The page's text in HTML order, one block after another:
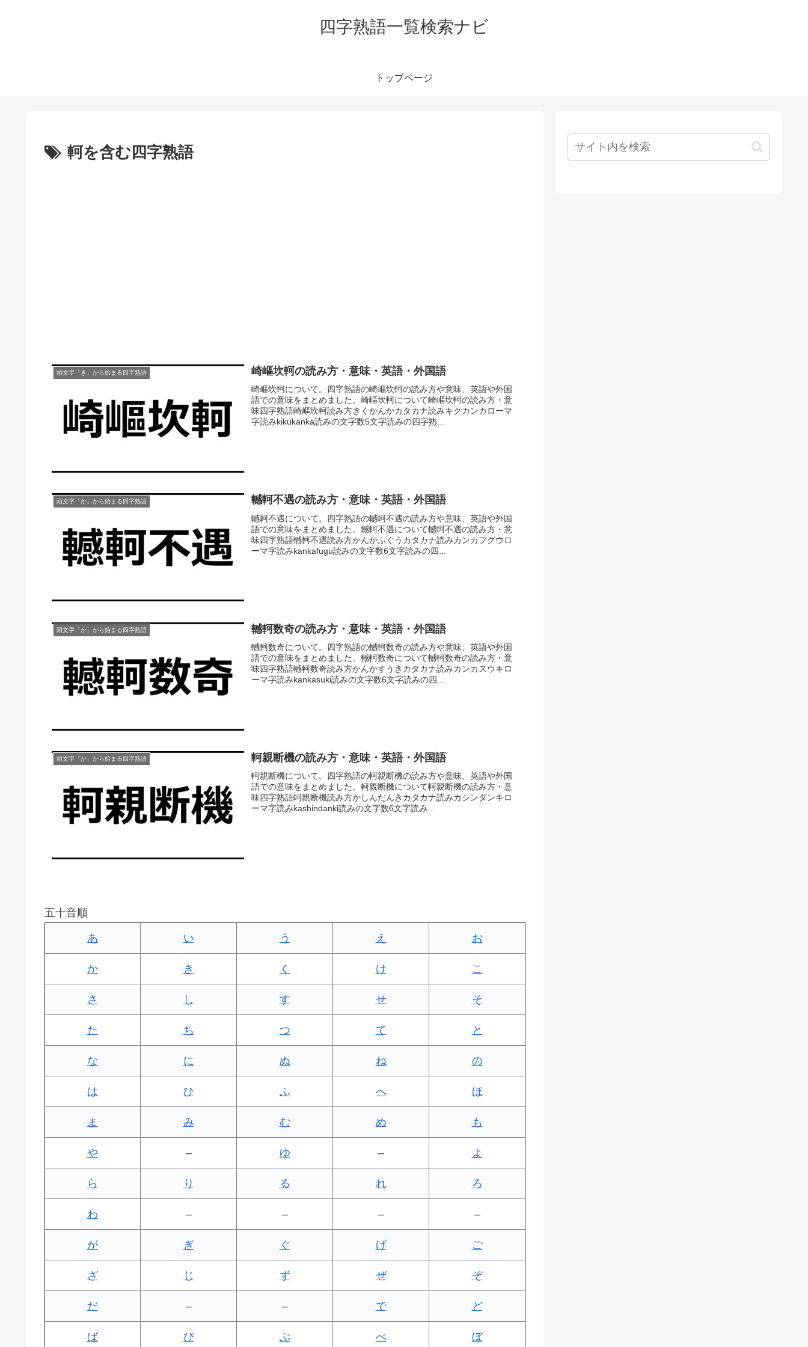
四字熟語一覧検索ナビ
トップページ
軻を含む四字熟語
頭文字「き」から始まる四字熟語 崎嶇坎軻の読み方・意味・英語・外国語
崎嶇坎軻について。四字熟語の崎嶇坎軻の読み方や意味、英語や外国
語での意味をまとめました。崎嶇坎軻について崎嶇坎軻の読み方・意
味四字熟語崎嶇坎軻読み方きくかんかカタカナ読みキクカンカローマ
字読みkikukanka読みの文字数5文字読みの四字熟...
頭文字「か」から始まる四字熟語 轗軻不遇の読み方・意味・英語・外国語
轗軻不遇について。四字熟語の轗軻不遇の読み方や意味、英語や外国
語での意味をまとめました。轗軻不遇について轗軻不遇の読み方・意
味四字熟語轗軻不遇読み方かんかふぐうカタカナ読みカンカフグウロ
ーマ字読みkankafugu読みの文字数6文字読みの四...
頭文字「か」から始まる四字熟語 轗軻数奇の読み方・意味・英語・外国語
轗軻数奇について。四字熟語の轗軻数奇の読み方や意味、英語や外国
語での意味をまとめました。轗軻数奇について轗軻数奇の読み方・意
味四字熟語轗軻数奇読み方かんかすうきカタカナ読みカンカスウキロ
ーマ字読みkankasuki読みの文字数6文字読みの四...
頭文字「か」から始まる四字熟語 軻親断機の読み方・意味・英語・外国語
軻親断機について。四字熟語の軻親断機の読み方や意味、英語や外国
語での意味をまとめました。軻親断機について軻親断機の読み方・意
味四字熟語軻親断機読み方かしんだんきカタカナ読みカシンダンキロ
ーマ字読みkashindanki読みの文字数6文字読み...
五十音順
あ い う え お
か き く け こ
さ し す せ そ
た ち つ て と
な に ぬ ね の
は ひ ふ へ ほ
ま み む め も
や – ゆ – よ
ら り る れ ろ
わ – – – –
が ぎ ぐ げ ご
ざ じ ず ぜ ぞ
だ – – で ど
ば び ぶ べ ぼ